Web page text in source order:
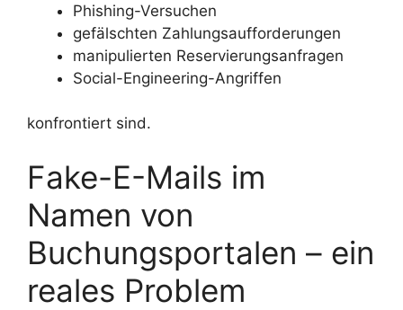
Phishing-Versuchen
gefälschten Zahlungsaufforderungen
manipulierten Reservierungsanfragen
Social-Engineering-Angriffen
konfrontiert sind.
Fake-E-Mails im
Namen von
Buchungsportalen – ein
reales Problem